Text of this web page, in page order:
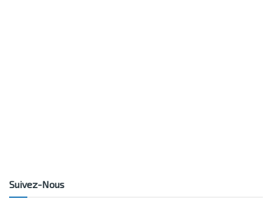
Suivez-Nous